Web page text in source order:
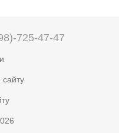
725-47-47
сайту